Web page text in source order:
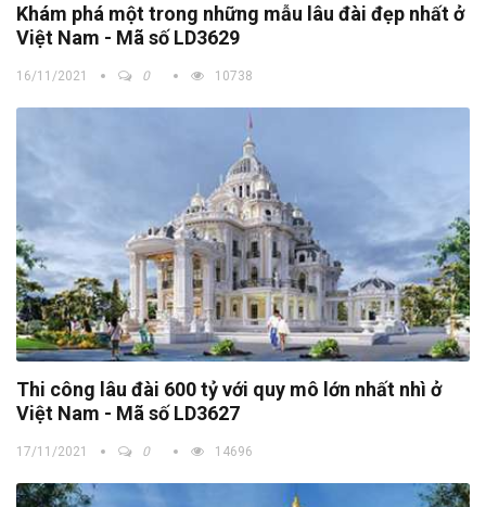
Khám phá một trong những mẫu lâu đài đẹp nhất ở
Việt Nam - Mã số LD3629
16/11/2021 0 10738
Thi công lâu đài 600 tỷ với quy mô lớn nhất nhì ở
Việt Nam - Mã số LD3627
17/11/2021 0 14696